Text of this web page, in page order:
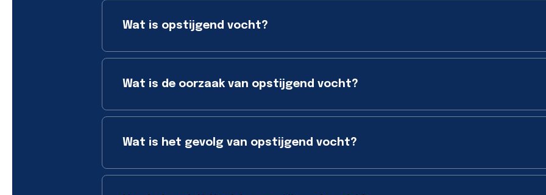
Wat is opstijgend vocht?
Wat is de oorzaak van opstijgend vocht?
Wat is het gevolg van opstijgend vocht?